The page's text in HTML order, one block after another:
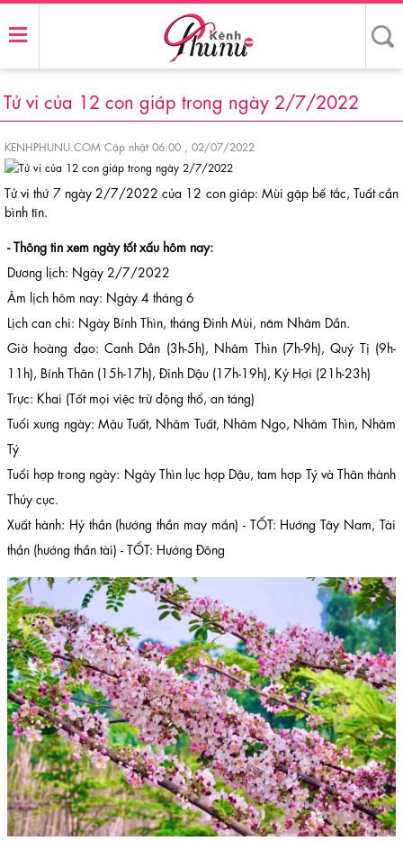
Tử vi của 12 con giáp trong ngày 2/7/2022
KENHPHUNU.COM Cập nhật 06:00 , 02/07/2022
Tử vi thứ 7 ngày 2/7/2022 của 12 con giáp: Mùi gặp bế tắc, Tuất cần
bình tĩn.
- Thông tin xem ngày tốt xấu hôm nay:
Dương lịch: Ngày 2/7/2022
Âm lịch hôm nay: Ngày 4 tháng 6
Lịch can chi: Ngày Bính Thìn, tháng Đinh Mùi, năm Nhâm Dần.
Giờ hoàng đạo: Canh Dần (3h-5h), Nhâm Thìn (7h-9h), Quý Tị (9h-
11h), Bính Thân (15h-17h), Đinh Dậu (17h-19h), Kỷ Hợi (21h-23h)
Trực: Khai (Tốt mọi việc trừ động thổ, an táng)
Tuổi xung ngày: Mậu Tuất, Nhâm Tuất, Nhâm Ngọ, Nhâm Thìn, Nhâm
Tý
Tuổi hợp trong ngày: Ngày Thìn lục hợp Dậu, tam hợp Tý và Thân thành
Thủy cục.
Xuất hành: Hỷ thần (hướng thần may mắn) - TỐT: Hướng Tây Nam, Tài
thần (hướng thần tài) - TỐT: Hướng Đông